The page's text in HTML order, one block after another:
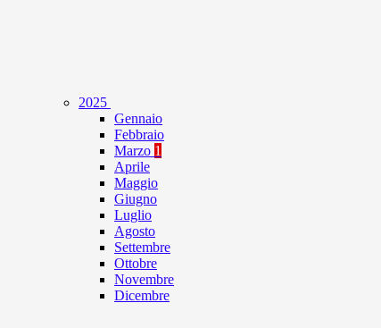
2025
Gennaio
Febbraio
Marzo 1
Aprile
Maggio
Giugno
Luglio
Agosto
Settembre
Ottobre
Novembre
Dicembre